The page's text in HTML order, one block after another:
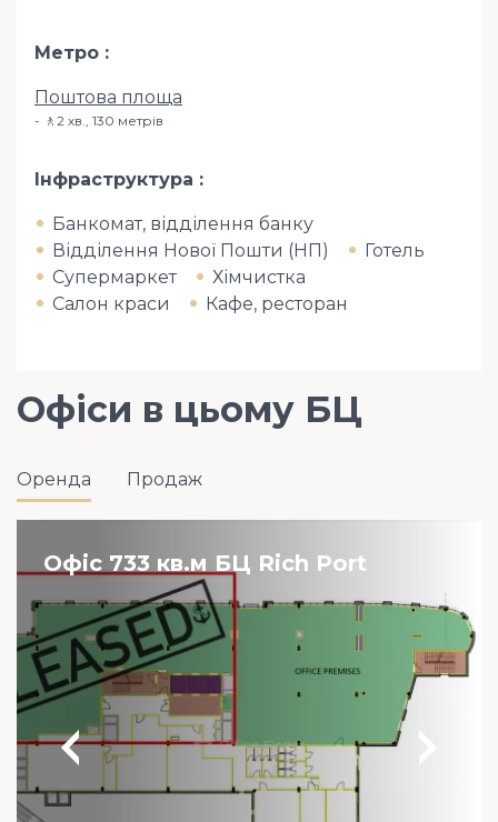
Метро
Поштова площа
🚶2 хв​., 130 метрів
Інфраструктура
Банкомат, відділення банку
Відділення Нової Пошти (НП)
Готель
Супермаркет
Хімчистка
Салон краси
Кафе, ресторан
Офіси в цьому БЦ
Оренда Продаж
Офіс 733 кв.м БЦ Rich Port